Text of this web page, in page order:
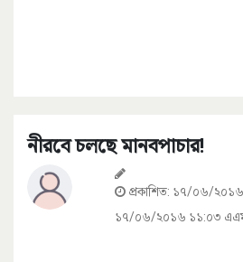
নীরবে চলছে মানবপাচার!
প্রকাশিত: ১৭/০৬/
১৭/০৬/২০১৬ ১১:০৩